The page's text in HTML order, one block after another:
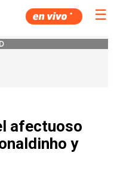
☰
afectuoso
y